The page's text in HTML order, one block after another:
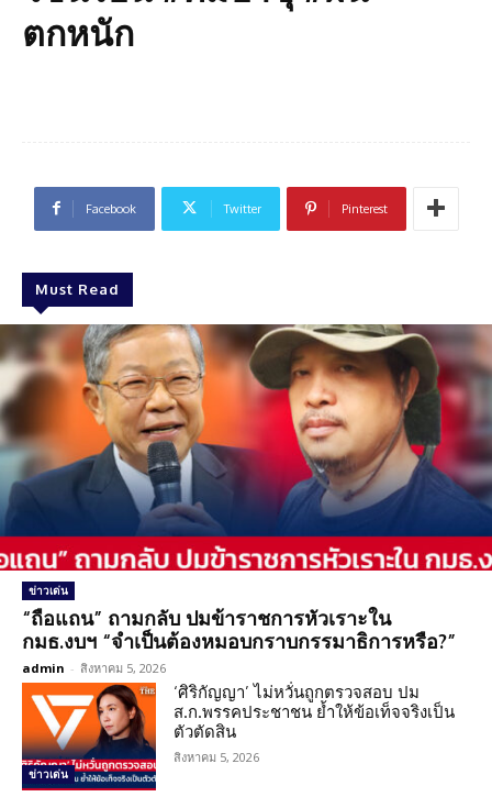
ตกหนัก
Facebook Twitter Pinterest
Must Read
ข่าวเด่น
“ถือแถน” ถามกลับ ปมข้าราชการหัวเราะใน
กมธ.งบฯ “จำเป็นต้องหมอบกราบกรรมาธิการหรือ?”
admin - สิงหาคม 5, 2026
ข่าวเด่น
‘ศิริกัญญา’ ไม่หวั่นถูกตรวจสอบ ปม
ส.ก.พรรคประชาชน ย้ำให้ข้อเท็จจริงเป็น
ตัวตัดสิน
สิงหาคม 5, 2026